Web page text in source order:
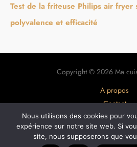
Test de la friteuse Philips air
polyvalence et efficacité
Copyright © 2026 Ma
A propos
Contact
Plan du site
Mentions
Politique de
Nous utilisons des cookies pour
expérience sur notre site web. Si
site, nous supposerons que